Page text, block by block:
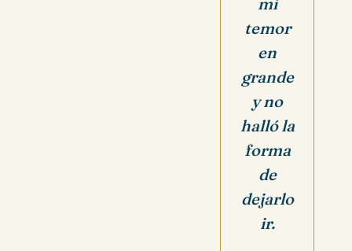
temor
en
grande
y no
halló la
forma
de
dejarlo
ir.